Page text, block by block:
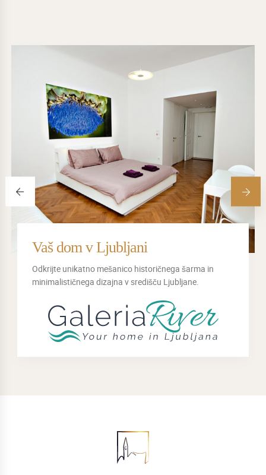
Vaš dom v Ljubljani
Odkrijte unikatno mešanico historičnega šarma in
minimalističnega dizajna v središču Ljubljane.